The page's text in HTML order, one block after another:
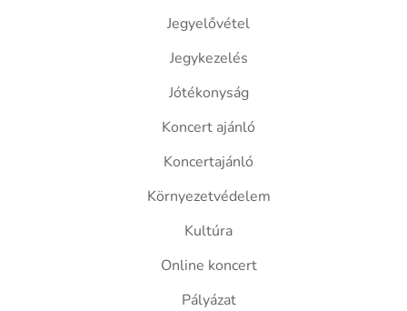
Jegyelővétel
Jegykezelés
Jótékonyság
Koncert ajánló
Koncertajánló
Környezetvédelem
Kultúra
Online koncert
Pályázat